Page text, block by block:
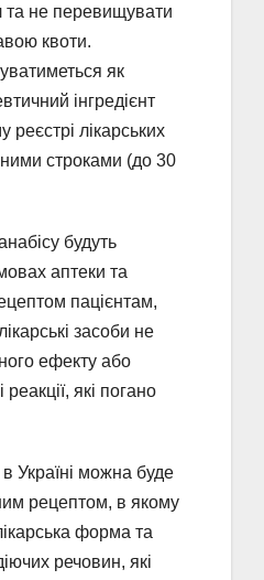
та не перевищувати
квоти.
як
інгредієнт
лікарських
строками (до 30
будуть
аптеки та
пацієнтам,
засоби не
ефекту або
які погано
в Україні можна буде
рецептом, в якому
форма та
речовин, які